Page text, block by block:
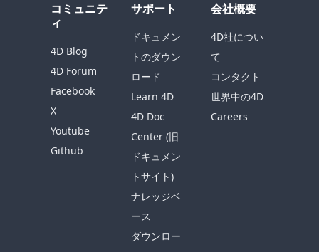
コミュニテ
ィ
4D Blog
4D Forum
Facebook
X
Youtube
Github
サポート
ドキュメン
トのダウン
ロード
Learn 4D
4D Doc
Center (旧
ドキュメン
トサイト)
ナレッジベ
ース
ダウンロー
会社概要
4D社につい
て
コンタクト
世界中の4D
Careers